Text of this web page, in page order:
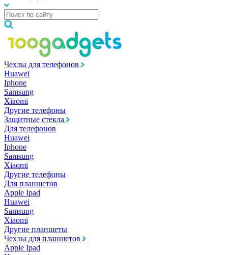
Чехлы для телефонов
Huawei
Iphone
Samsung
Xiaomi
Другие телефоны
Защитные стекла
Для телефонов
Huawei
Iphone
Samsung
Xiaomi
Другие телефоны
Для планшетов
Apple Ipad
Huawei
Samsung
Xiaomi
Другие планшеты
Чехлы для планшетов
Apple Ipad